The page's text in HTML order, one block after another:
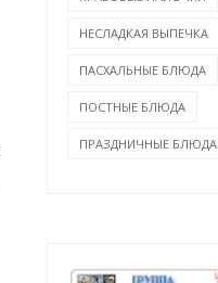
НЕСЛАДКАЯ ВЫПЕЧКА
ПАСХАЛЬНЫЕ БЛЮДА
ПОСТНЫЕ БЛЮДА
ПРАЗДНИЧНЫЕ БЛЮДА